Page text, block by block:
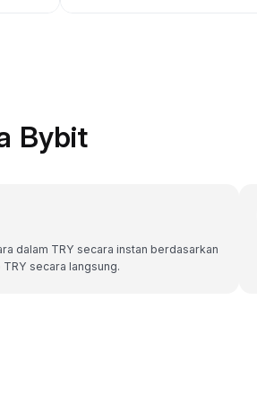
Bybit
dalam TRY secara instan berdasarkan
secara langsung.